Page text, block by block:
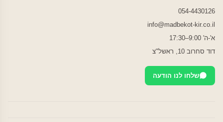
054-4430126
info@madbekot-kir.co.il
א'-ה' 9:00–17:30
דוד סחרוב 10, ראשל"צ
שלחו לנו הודעה